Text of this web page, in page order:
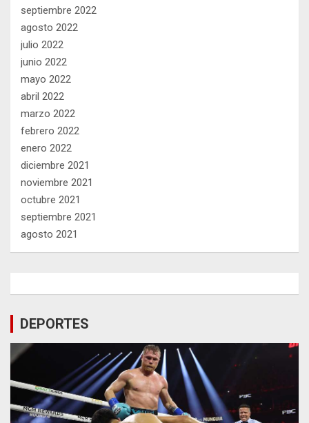
septiembre 2022
agosto 2022
julio 2022
junio 2022
mayo 2022
abril 2022
marzo 2022
febrero 2022
enero 2022
diciembre 2021
noviembre 2021
octubre 2021
septiembre 2021
agosto 2021
DEPORTES